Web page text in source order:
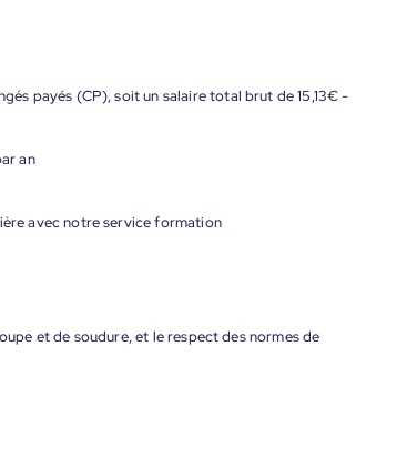
payés (CP), soit un salaire total brut de 15,13€ -
an
avec notre service formation
et de soudure, et le respect des normes de